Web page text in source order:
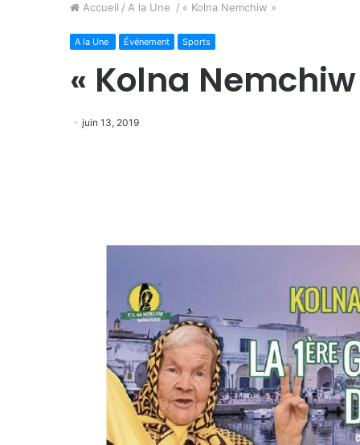
Accueil / A la Une / « Kolna Nemchiw »
A la Une Événement Sports
« Kolna Nemchiw
juin 13, 2019